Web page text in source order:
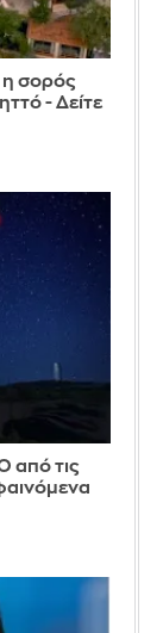
η σορός
- Δείτε
από τις